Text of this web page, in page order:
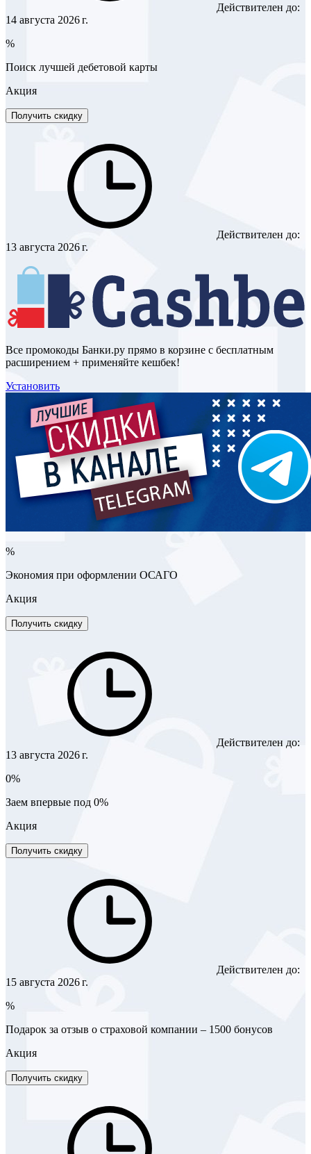
Действителен до:
14 августа 2026 г.
%
Поиск лучшей дебетовой карты
Акция
Получить скидку
Действителен до:
13 августа 2026 г.
Все промокоды Банки.ру прямо в корзине с бесплатным
расширением + применяйте кешбек!
Установить
%
Экономия при оформлении ОСАГО
Акция
Получить скидку
Действителен до:
13 августа 2026 г.
0%
Заем впервые под 0%
Акция
Получить скидку
Действителен до:
15 августа 2026 г.
%
Подарок за отзыв о страховой компании – 1500 бонусов
Акция
Получить скидку